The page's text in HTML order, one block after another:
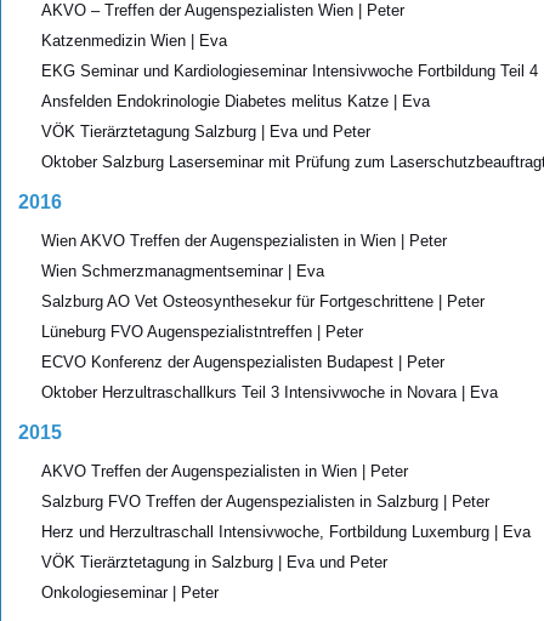
AKVO – Treffen der Augenspezialisten Wien | Peter
Katzenmedizin Wien | Eva
EKG Seminar und Kardiologieseminar Intensivwoche Fortbildung Teil
Ansfelden Endokrinologie Diabetes melitus Katze | Eva
VÖK Tierärztetagung Salzburg | Eva und Peter
Oktober Salzburg Laserseminar mit Prüfung zum
2016
Wien AKVO Treffen der Augenspezialisten in Wien | Peter
Wien Schmerzmanagmentseminar | Eva
Salzburg AO Vet Osteosynthesekur für Fortgeschrittene | Peter
Lüneburg FVO Augenspezialistntreffen | Peter
ECVO Konferenz der Augenspezialisten Budapest | Peter
Oktober Herzultraschallkurs Teil 3 Intensivwoche in Novara | Eva
2015
AKVO Treffen der Augenspezialisten in Wien | Peter
Salzburg FVO Treffen der Augenspezialisten in Salzburg | Peter
Herz und Herzultraschall Intensivwoche, Fortbildung Luxemburg | Eva
VÖK Tierärztetagung in Salzburg | Eva und Peter
Onkologieseminar | Peter